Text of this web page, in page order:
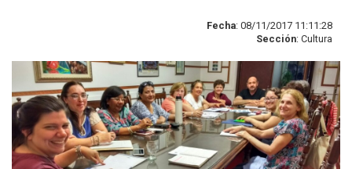
Fecha: 08/11/2017 11:11:28
Sección: Cultura